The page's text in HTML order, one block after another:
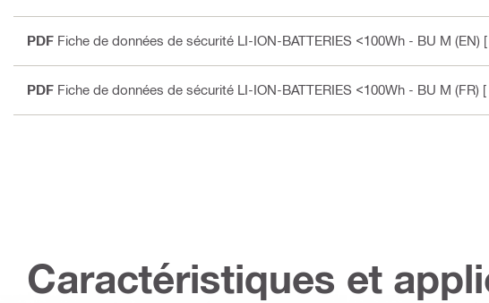
PDF Fiche de données de sécurité LI-ION-BATTERIES <100Wh - BU M (EN)
PDF Fiche de données de sécurité LI-ION-BATTERIES <100Wh - BU M (FR)
Caractéristiques et